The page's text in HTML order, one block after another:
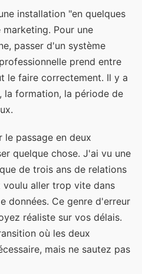
installation "en quelques
Pour une
passer d'un système
prend entre
le faire correctement. Il y a
la formation, la période de
le passage en deux
quelque chose. J'ai vu une
de trois ans de relations
aller trop vite dans
données. Ce genre d'erreur
réaliste sur vos délais.
où les deux
mais ne sautez pas